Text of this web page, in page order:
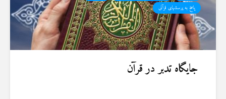
پاسخ به پرسشهای قرآنی
جایگاه تدبر در قرآن